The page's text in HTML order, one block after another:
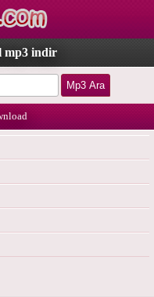
mp3 indir